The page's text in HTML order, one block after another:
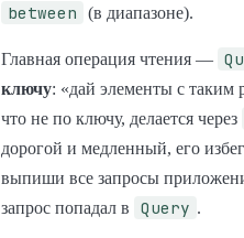
between (в диапазоне).
Главная операция чтения —
ключу: «дай элементы с таким
что не по ключу, делается через
дорогой и медленный, его
выпиши все запросы
запрос попадал в
Query .